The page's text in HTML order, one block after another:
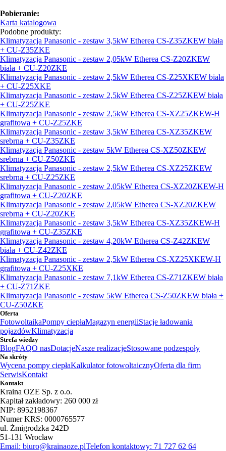
Pobieranie:
Karta katalogowa
Podobne produkty:
Klimatyzacja Panasonic - zestaw 3,5kW Etherea CS-Z35ZKEW biała
+ CU-Z35ZKE
Klimatyzacja Panasonic - zestaw 2,05kW Etherea CS-Z20ZKEW
biała + CU-Z20ZKE
Klimatyzacja Panasonic - zestaw 2,5kW Etherea CS-Z25XKEW biała
+ CU-Z25XKE
Klimatyzacja Panasonic - zestaw 2,5kW Etherea CS-Z25ZKEW biała
+ CU-Z25ZKE
Klimatyzacja Panasonic - zestaw 2,5kW Etherea CS-XZ25ZKEW-H
grafitowa + CU-Z25ZKE
Klimatyzacja Panasonic - zestaw 3,5kW Etherea CS-XZ35ZKEW
srebrna + CU-Z35ZKE
Klimatyzacja Panasonic - zestaw 5kW Etherea CS-XZ50ZKEW
srebrna + CU-Z50ZKE
Klimatyzacja Panasonic - zestaw 2,5kW Etherea CS-XZ25ZKEW
srebrna + CU-Z25ZKE
Klimatyzacja Panasonic - zestaw 2,05kW Etherea CS-XZ20ZKEW-H
grafitowa + CU-Z20ZKE
Klimatyzacja Panasonic - zestaw 2,05kW Etherea CS-XZ20ZKEW
srebrna + CU-Z20ZKE
Klimatyzacja Panasonic - zestaw 3,5kW Etherea CS-XZ35ZKEW-H
grafitowa + CU-Z35ZKE
Klimatyzacja Panasonic - zestaw 4,20kW Etherea CS-Z42ZKEW
biała + CU-Z42ZKE
Klimatyzacja Panasonic - zestaw 2,5kW Etherea CS-XZ25XKEW-H
grafitowa + CU-Z25XKE
Klimatyzacja Panasonic - zestaw 7,1kW Etherea CS-Z71ZKEW biała
+ CU-Z71ZKE
Klimatyzacja Panasonic - zestaw 5kW Etherea CS-Z50ZKEW biała +
CU-Z50ZKE
Oferta
FotowoltaikaPompy ciepłaMagazyn energiiStacje ładowania
pojazdówKlimatyzacja
Strefa wiedzy
BlogFAQO nasDotacjeNasze realizacjeStosowane podzespoły
Na skróty
Wycena pompy ciepłaKalkulator fotowoltaicznyOferta dla firm
SerwisKontakt
Kontakt
Kraina OZE Sp. z o.o.
Kapitał zakładowy: 260 000 zł
NIP: 8952198367
Numer KRS: 0000765577
ul. Żmigrodzka 242D
51-131 Wrocław
Email: biuro@krainaoze.plTelefon kontaktowy: 71 727 62 64